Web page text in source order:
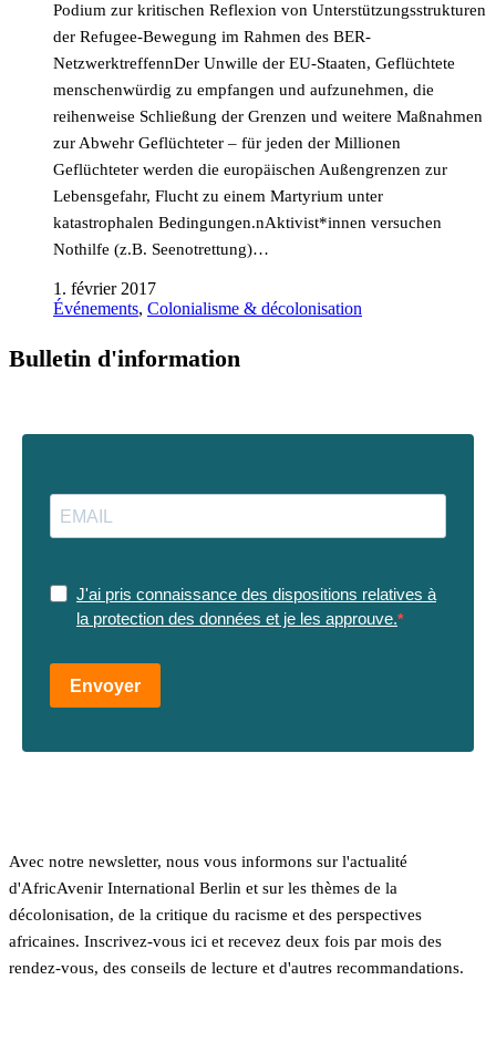
Podium zur kritischen Reflexion von Unterstützungsstrukturen
der Refugee-Bewegung im Rahmen des BER-
NetzwerktreffennDer Unwille der EU-Staaten, Geflüchtete
menschenwürdig zu empfangen und aufzunehmen, die
reihenweise Schließung der Grenzen und weitere Maßnahmen
zur Abwehr Geflüchteter – für jeden der Millionen
Geflüchteter werden die europäischen Außengrenzen zur
Lebensgefahr, Flucht zu einem Martyrium unter
katastrophalen Bedingungen.nAktivist*innen versuchen
Nothilfe (z.B. Seenotrettung)…
1. février 2017
Événements, Colonialisme & décolonisation
Bulletin d'information
J'ai pris connaissance des dispositions relatives à
la protection des données et je les approuve.
Envoyer
Avec notre newsletter, nous vous informons sur l'actualité
d'AfricAvenir International Berlin et sur les thèmes de la
décolonisation, de la critique du racisme et des perspectives
africaines. Inscrivez-vous ici et recevez deux fois par mois des
rendez-vous, des conseils de lecture et d'autres recommandations.